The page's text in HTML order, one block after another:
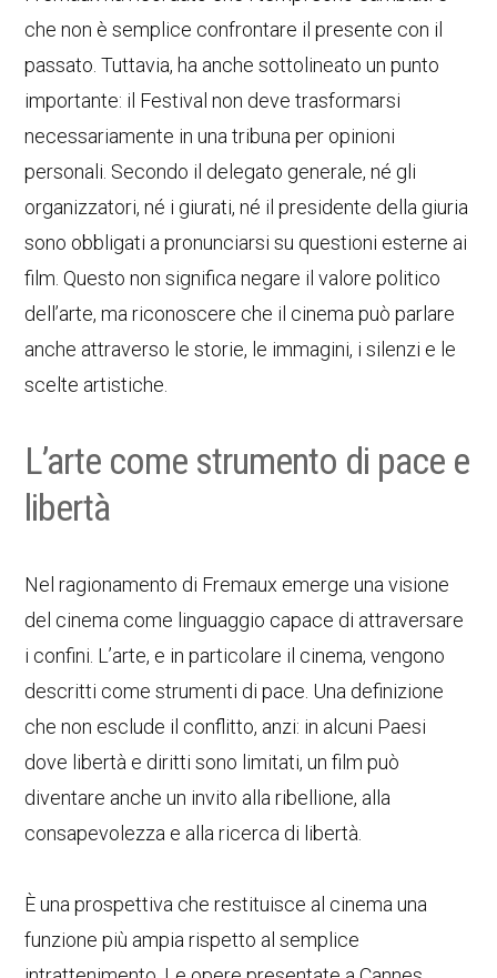
che non è semplice confrontare il presente con il
passato. Tuttavia, ha anche sottolineato un punto
importante: il Festival non deve trasformarsi
necessariamente in una tribuna per opinioni
personali. Secondo il delegato generale, né gli
organizzatori, né i giurati, né il presidente della giuria
sono obbligati a pronunciarsi su questioni esterne ai
film. Questo non significa negare il valore politico
dell’arte, ma riconoscere che il cinema può parlare
anche attraverso le storie, le immagini, i silenzi e le
scelte artistiche.
L’arte come strumento di pace e
libertà
Nel ragionamento di Fremaux emerge una visione
del cinema come linguaggio capace di attraversare
i confini. L’arte, e in particolare il cinema, vengono
descritti come strumenti di pace. Una definizione
che non esclude il conflitto, anzi: in alcuni Paesi
dove libertà e diritti sono limitati, un film può
diventare anche un invito alla ribellione, alla
consapevolezza e alla ricerca di libertà.
È una prospettiva che restituisce al cinema una
funzione più ampia rispetto al semplice